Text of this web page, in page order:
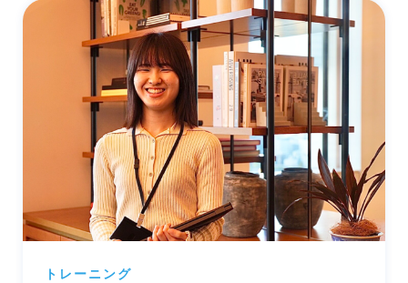
トレーニング